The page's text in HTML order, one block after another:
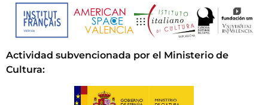
Actividad subvencionada por el Ministerio de
Cultura: